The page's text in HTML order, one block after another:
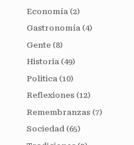
Economía (2)
Gastronomía(4)
Gente(8)
Historia(49)
Politica (10)
Reflexiones(12)
Remembranzas(7)
Sociedad(65)